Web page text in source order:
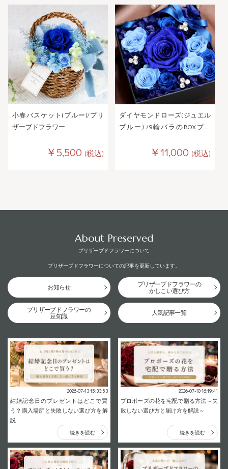
小春バスケット(ブルー)/プリ
ザーブドフラワー
￥5,500 (税込)
ダイヤモンドローズ(ジュエル
ブルー) /9輪バラのBOXプリ
￥11,000 (税込)
About Preserved
プリザーブドフラワーについて
プリザーブドフラワーについての記事を更新しています。
お知らせ
プリザーブドフラワーの
かしこい選び方
プリザーブドフラワーの
豆知識
人気記事一覧
2026-07-13 15:33:53
結婚記念日のプレゼントはどこで買
う？購入場所と失敗しない選び方を解
説
続きを読む
2026-07-10 16:19:41
プロポーズの花を宅配で贈る方法～失
敗しない選び方と届け方を解説～
続きを読む